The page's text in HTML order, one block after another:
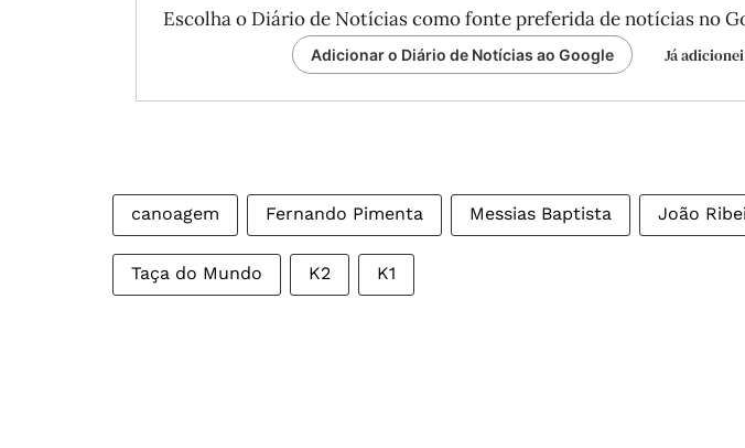
Escolha o Diário de Notícias como fonte preferida de notícias no
Adicionar o Diário de Notícias ao Google Já adicionei
canoagem Fernando Pimenta Messias Baptista João
Taça do Mundo K2 K1